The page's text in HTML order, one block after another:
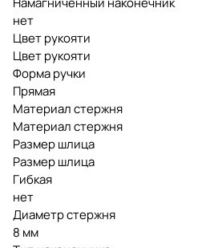
нет
Цвет рукояти
Цвет рукояти
Форма ручки
Прямая
Материал стержня
Материал стержня
Размер шлица
Размер шлица
Гибкая
нет
Диаметр стержня
8 мм